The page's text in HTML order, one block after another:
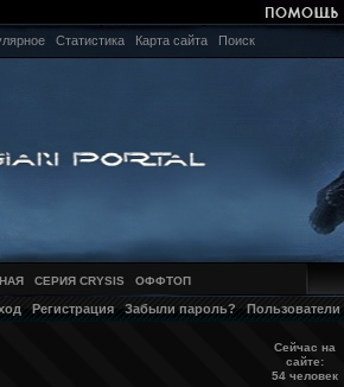
Статистика Карта сайта Поиск
СЕРИЯ CRYSIS ОФФТОП
Регистрация Забыли пароль? Пользователи
Сейчас на
сайте:
54 человек